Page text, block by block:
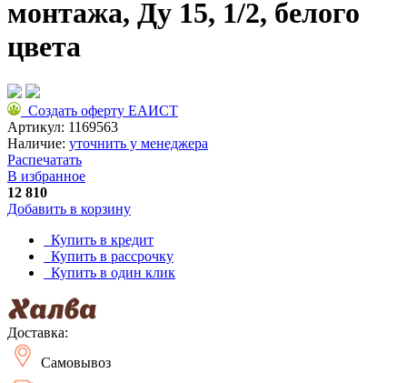
монтажа, Ду 15, 1/2, белого
цвета
Создать оферту ЕАИСТ
Артикул: 1169563
Наличие: уточнить у менеджера
Распечатать
В избранное
12 810
Добавить в корзину
Купить в кредит
Купить в рассрочку
Купить в один клик
Доставка:
Самовывоз